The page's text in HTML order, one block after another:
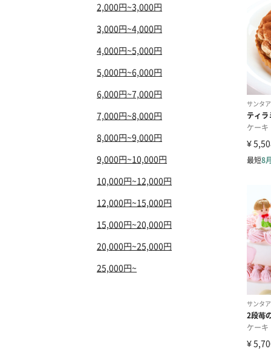
2,000円~3,000円
3,000円~4,000円
4,000円~5,000円
5,000円~6,000円
6,000円~7,000円
7,000円~8,000円
8,000円~9,000円
9,000円~10,000円
10,000円~12,000円
12,000円~15,000円
15,000円~20,000円
20,000円~25,000円
25,000円~